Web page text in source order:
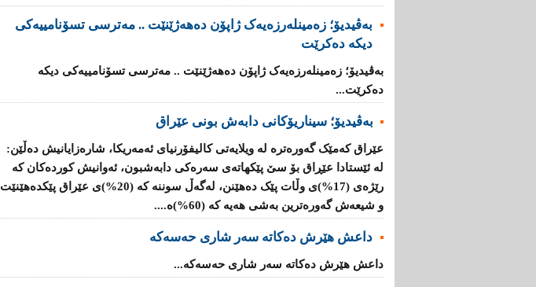
بەڤیدیۆ؛ زەمینلەرزەیەک ژاپۆن دەهەژێنێت .. مەترسی تسۆنامییەکی
دیکە دەکرێت
بەڤیدیۆ؛ زەمینلەرزەیەک ژاپۆن دەهەژێنێت .. مەترسی تسۆنامییەکی دیکە
دەکرێت...
بەڤیدیۆ؛ سیناریۆکانی دابەش بونی عێراق
عێراق کەمێک گەورەترە لە ویلایەتی کالیفۆرنیای ئەمەریکا، شارەزایانیش دەڵێن:
لە ئێستادا عێڕاق بۆ سێ پێکهاتەی سەرەکی دابەشبون، ئەوانیش کوردەکان کە
رێژەی (17%)ی وڵات پێک دەهێنن، لەگەڵ سوننە کە (20%)ی عێراق پێکدەهێنێت
و شیعەش گەورەترین بەشی هەیە کە (60%)ە....
داعش هێرش دەکاتە سەر شاری حەسەکە
داعش هێرش دەکاتە سەر شاری حەسەکە...